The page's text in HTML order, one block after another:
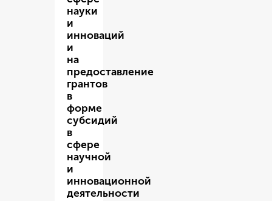
науки
и
инноваций
и
на
предоставление
грантов
в
форме
субсидий
в
сфере
научной
и
инновационной
деятельности